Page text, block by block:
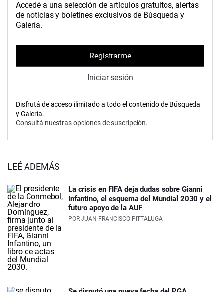
Accedé a una selección de artículos gratuitos, alertas
de noticias y boletines exclusivos de Búsqueda y
Galería.
Registrarme
Iniciar sesión
Disfrutá de acceso ilimitado a todo el contenido de Búsqueda
y Galería.
Consultá nuestras opciones de suscripción.
LEÉ ADEMÁS
La crisis en FIFA deja dudas sobre Gianni
Infantino, el esquema del Mundial 2030 y el
futuro apoyo de la AUF
POR JUAN FRANCISCO PITTALUGA